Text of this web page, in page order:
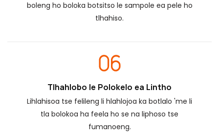
boleng ho boloka botsitso le sampole ea pele ho
tlhahiso.
Tlhahlobo le Polokelo ea Lintho
Lihlahisoa tse felileng li hlahlojoa ka botlalo 'me li
tla bolokoa ha feela ho se na liphoso tse
fumanoeng.